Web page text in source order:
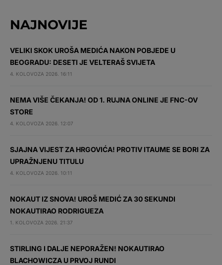
NAJNOVIJE
VELIKI SKOK UROŠA MEDIĆA NAKON POBJEDE U
BEOGRADU: DESETI JE VELTERAŠ SVIJETA
4. KOLOVOZA 2026. 16:11
NEMA VIŠE ČEKANJA! OD 1. RUJNA ONLINE JE FNC-OV
STORE
4. KOLOVOZA 2026. 12:07
SJAJNA VIJEST ZA HRGOVIĆA! PROTIV ITAUME SE BORI ZA
UPRAŽNJENU TITULU
4. KOLOVOZA 2026. 10:11
NOKAUT IZ SNOVA! UROŠ MEDIĆ ZA 30 SEKUNDI
NOKAUTIRAO RODRIGUEZA
1. KOLOVOZA 2026. 21:37
STIRLING I DALJE NEPORAŽEN! NOKAUTIRAO
BLACHOWICZA U PRVOJ RUNDI